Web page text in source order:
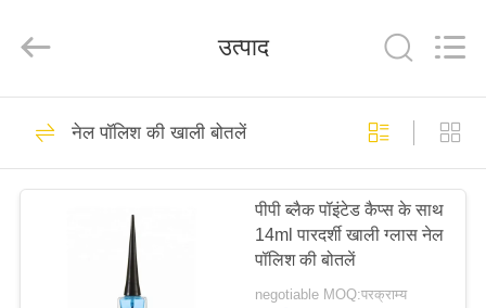
उत्पादों
Rights
by
इत्र की बोतलों पर खाली
122
उत्पाद
नेल पॉलिश की खाली बोतलें
पीपी ब्लैक पॉइंटेड कैप्स के साथ
14ml पारदर्शी खाली ग्लास नेल
पॉलिश की बोतलें
negotiable MOQ:परक्राम्य